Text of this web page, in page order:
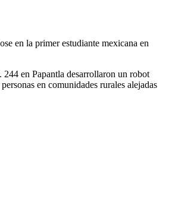
en la primer estudiante mexicana en
en Papantla desarrollaron un robot
en comunidades rurales alejadas